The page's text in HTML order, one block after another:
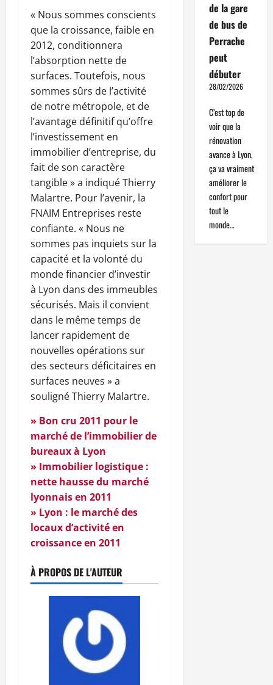
« Nous sommes conscients
que la croissance, faible en
2012, conditionnera
l’absorption nette de
surfaces. Toutefois, nous
sommes sûrs de l’activité
de notre métropole, et de
l’avantage définitif qu’offre
l’investissement en
immobilier d’entreprise, du
fait de son caractère
tangible » a indiqué Thierry
Malartre. Pour l’avenir, la
FNAIM Entreprises reste
confiante. « Nous ne
sommes pas inquiets sur la
capacité et la volonté du
monde financier d’investir
à Lyon dans des immeubles
sécurisés. Mais il convient
dans le même temps de
lancer rapidement de
nouvelles opérations sur
des secteurs déficitaires en
surfaces neuves » a
souligné Thierry Malartre.
» Bon cru 2011 pour le
marché de l’immobilier de
bureaux à Lyon
» Immobilier logistique :
nette hausse du marché
lyonnais en 2011
» Lyon : le marché des
locaux d’activité en
croissance en 2011
À PROPOS DE L'AUTEUR
de la gare
de bus de
Perrache
peut
débuter
28/02/2026
C’est top de
voir que la
rénovation
avance à Lyon,
ça va vraiment
améliorer le
confort pour
tout le
monde…